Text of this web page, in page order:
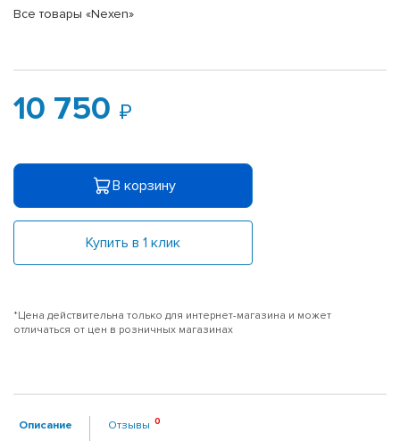
Все товары «Nexen»
10 750
В корзину
Купить в 1 клик
*Цена действительна только для интернет-магазина и может
отличаться от цен в розничных магазинах
Описание Отзывы